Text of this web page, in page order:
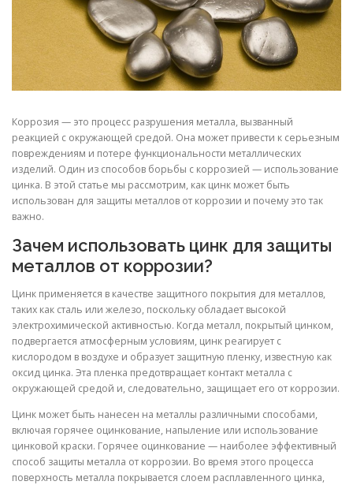
Коррозия — это процесс разрушения металла, вызванный
реакцией с окружающей средой. Она может привести к серьезным
повреждениям и потере функциональности металлических
изделий. Один из способов борьбы с коррозией — использование
цинка. В этой статье мы рассмотрим, как цинк может быть
использован для защиты металлов от коррозии и почему это так
важно.
Зачем использовать цинк для защиты
металлов от коррозии?
Цинк применяется в качестве защитного покрытия для металлов,
таких как сталь или железо, поскольку обладает высокой
электрохимической активностью. Когда металл, покрытый цинком,
подвергается атмосферным условиям, цинк реагирует с
кислородом в воздухе и образует защитную пленку, известную как
оксид цинка. Эта пленка предотвращает контакт металла с
окружающей средой и, следовательно, защищает его от коррозии.
Цинк может быть нанесен на металлы различными способами,
включая горячее оцинкование, напыление или использование
цинковой краски. Горячее оцинкование — наиболее эффективный
способ защиты металла от коррозии. Во время этого процесса
поверхность металла покрывается слоем расплавленного цинка,